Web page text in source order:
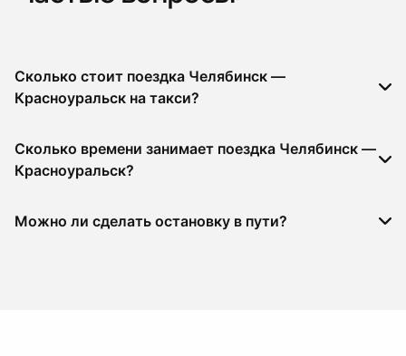
Сколько стоит поездка Челябинск —
Красноуральск на такси?
Сколько времени занимает поездка Челябинск —
Красноуральск?
Можно ли сделать остановку в пути?